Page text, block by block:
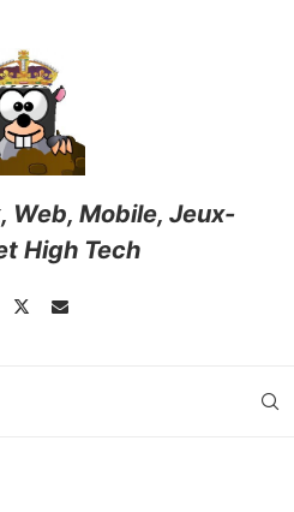
Web, Mobile, Jeux-
High Tech